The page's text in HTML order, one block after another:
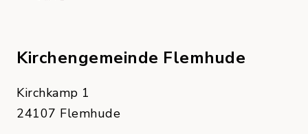
Kirchengemeinde Flemhude
Kirchkamp 1
24107 Flemhude